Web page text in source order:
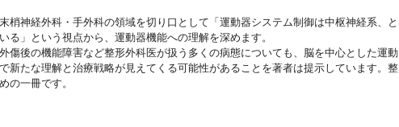
梢神経外科・手外科の領域を切り口として「運動器システム制御は中枢神経系、と
る」という視点から、運動器機能への理解を深めます。
傷後の機能障害など整形外科医が扱う多くの病態についても、脳を中心とした運動
新たな理解と治療戦略が見えてくる可能性があることを著者は提示しています。整
の一冊です。